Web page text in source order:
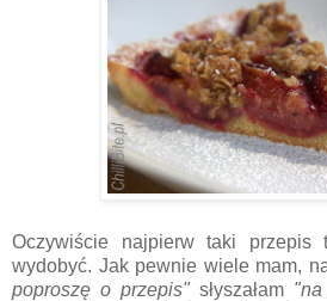
Oczywiście najpierw taki przepis
wydobyć. Jak pewnie wiele mam,
poproszę o przepis"słyszałam